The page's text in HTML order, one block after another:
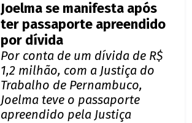
Joelma se manifesta após
ter passaporte apreendido
por dívida
Por conta de um dívida de R$
1,2 milhão, com a Justiça do
Trabalho de Pernambuco,
Joelma teve o passaporte
apreendido pela Justiça